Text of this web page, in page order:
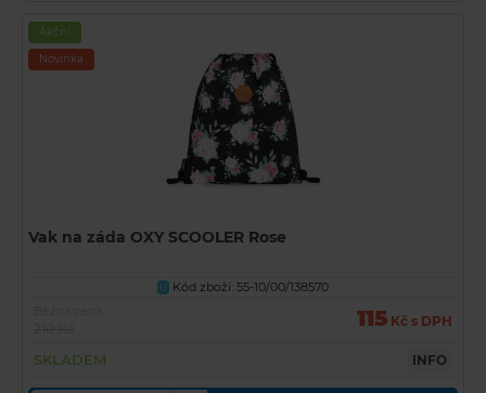
Akční
Novinka
Vak na záda OXY SCOOLER Rose
U
Kód zboží: 55-10/00/138570
115 Kč s DPH
SKLADEM INFO